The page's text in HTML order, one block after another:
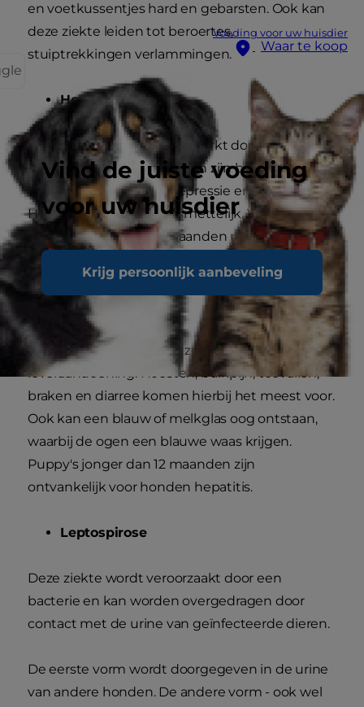
Voeding voor uw huisdier
Waar te koop
Vind de juiste voeding
voor uw huisdier
Krijg persoonlijk aanbeveling
en voetkussentjes hard en gebarsten. Ook kan
deze ziekte leiden tot beroertes,
stuiptrekkingen verlammingen.
Hondenparvovirus
Deze ziekte wordt gekenmerkt door bloederige
diarree. Andere symptomen zijn braken,
verminderde energie, depressie en verhoging.
Het parvovirus is erg besmettelijk. Vooral
puppy’s jonger dan 6 maanden pikken het virus
snel op.
Honden Hepatitis
Honden Hepatitis is een zeer ernstige
leveraandoening. Hoesten, buikpijn, toevallen,
braken en diarree komen hierbij het meest voor.
Ook kan een blauw of melkglas oog ontstaan,
waarbij de ogen een blauwe waas krijgen.
Puppy's jonger dan 12 maanden zijn
ontvankelijk voor honden hepatitis.
Leptospirose
Deze ziekte wordt veroorzaakt door een
bacterie en kan worden overgedragen door
contact met de urine van geïnfecteerde dieren.
De eerste vorm wordt doorgegeven in de urine
van andere honden. De andere vorm - ook wel